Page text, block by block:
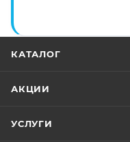
КАТАЛОГ
АКЦИИ
УСЛУГИ